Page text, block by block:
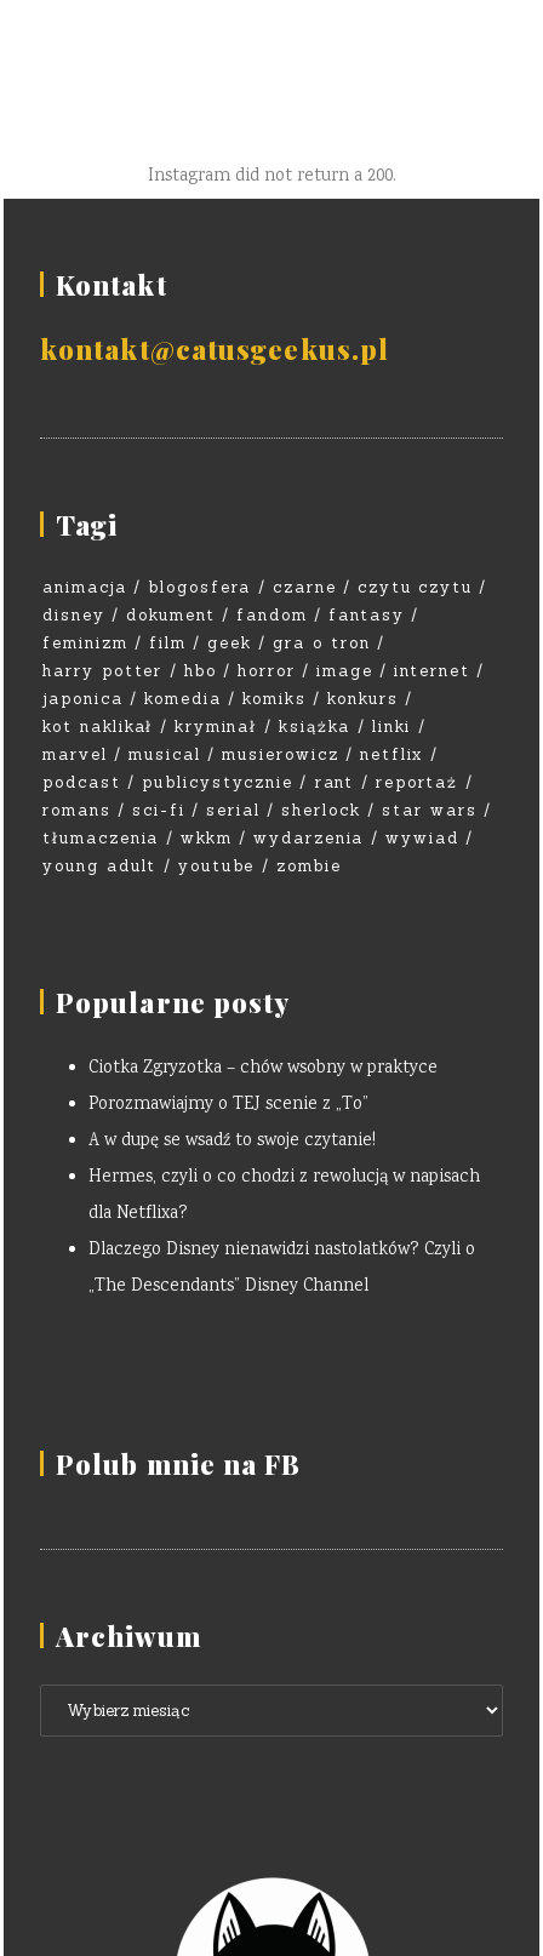
Instagram did not return a 200.
Kontakt
kontakt@catusgeekus.pl
Tagi
animacja blogosfera czarne
czytu czytu
disney
dokument fandom
fantasy
feminizm
film geek
gra o tron
harry potter
hbo horror image
internet
japonica
komedia komiks
konkurs
kot naklikał
kryminał książka
linki
marvel
musical musierowicz
netflix
podcast
publicystycznie rant
reportaż
romans
sci-fi serial sherlock
star wars
tłumaczenia
wkkm wydarzenia
wywiad
young adult
youtube zombie
Popularne posty
Ciotka Zgryzotka – chów wsobny w praktyce
Porozmawiajmy o TEJ scenie z „To”
A w dupę se wsadź to swoje czytanie!
Hermes, czyli o co chodzi z rewolucją w napisach
dla Netflixa?
Dlaczego Disney nienawidzi nastolatków? Czyli o
„The Descendants” Disney Channel
Polub mnie na FB
Archiwum
Archiwum